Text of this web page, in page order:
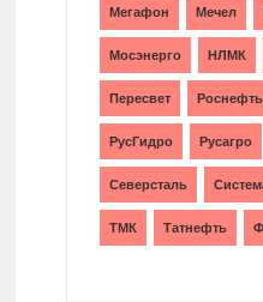
Мегафон Мечел
Мосэнерго НЛМК
Пересвет Роснефть
РусГидро Русагро
Северсталь
ТМК Татнефть